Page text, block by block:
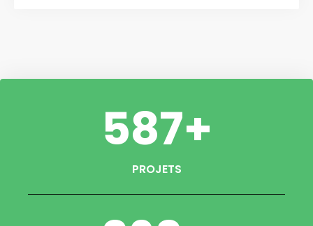
587+
PROJETS